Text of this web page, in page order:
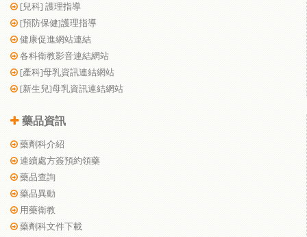
[兒科] 護理指導
[預防保健]護理指導
健康促進網站連結
各科衛教影音連結網站
[產科]母乳資訊連結網站
[新生兒]母乳資訊連結網站
藥品資訊
藥劑科介紹
連續處方簽預約領藥
藥品查詢
藥品異動
用藥衛教
藥劑科文件下載